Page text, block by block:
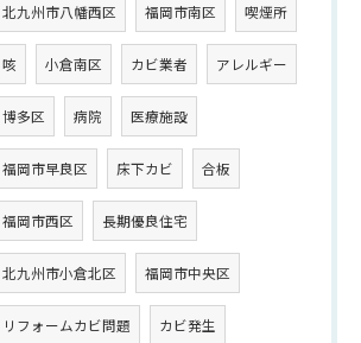
北九州市八幡西区 福岡市南区 喫煙所
咳 小倉南区 カビ業者 アレルギー
博多区 病院 医療施設
福岡市早良区 床下カビ 合板
福岡市西区 長期優良住宅
北九州市小倉北区 福岡市中央区
リフォームカビ問題 カビ発生